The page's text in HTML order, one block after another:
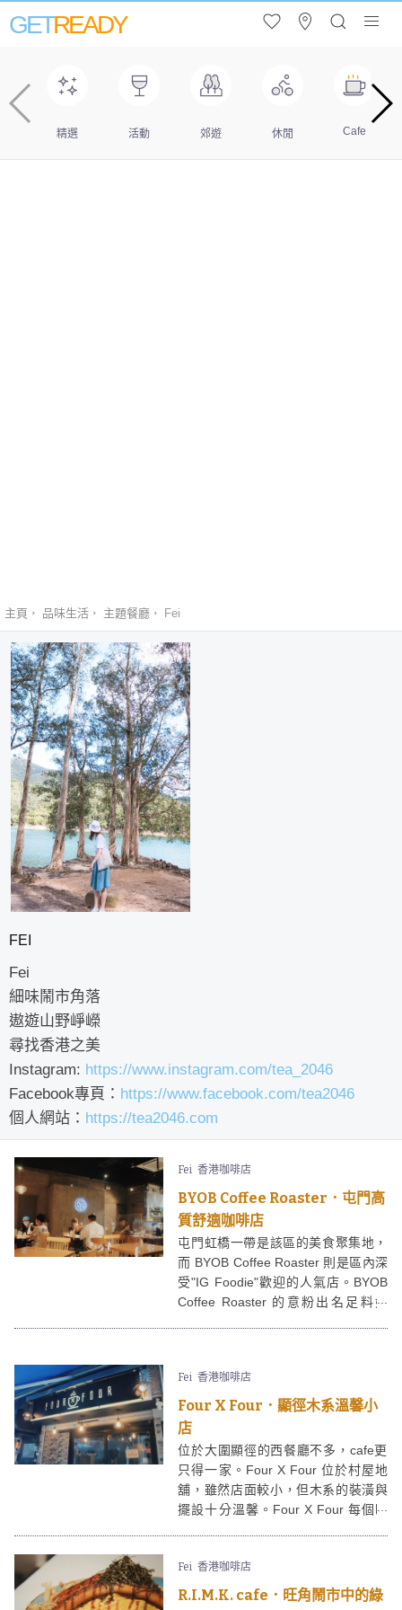
GETREADY
精選 活動 郊遊 休閒 Cafe
主頁 品味生活 主題餐廳 Fei
FEI
Fei
細味鬧市角落
遨遊山野崢嶸
尋找香港之美
Instagram: https://www.instagram.com/tea_2046
Facebook專頁： https://www.facebook.com/tea2046
個人網站： https://tea2046.com
Fei 香港咖啡店
BYOB Coffee Roaster．屯門高
質舒適咖啡店
屯門虹橋一帶是該區的美食聚集地，
而 BYOB Coffee Roaster 則是區內深
受"IG Foodie"歡迎的人氣店。BYOB
Coffee Roaster 的意粉出名足料好
Fei 香港咖啡店
Four X Four．顯徑木系溫馨小
店
位於大圍顯徑的西餐廳不多，cafe更
只得一家。Four X Four 位於村屋地
舖，雖然店面較小，但木系的裝潢與
擺設十分溫馨。Four X Four 每個時
Fei 香港咖啡店
R.I.M.K. cafe．旺角鬧市中的綠